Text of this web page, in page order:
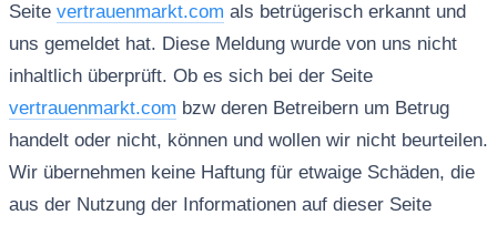
Seite vertrauenmarkt.com als betrügerisch erkannt und
uns gemeldet hat. Diese Meldung wurde von uns nicht
inhaltlich überprüft. Ob es sich bei der Seite
vertrauenmarkt.com bzw deren Betreibern um Betrug
handelt oder nicht, können und wollen wir nicht beurteilen.
Wir übernehmen keine Haftung für etwaige Schäden, die
aus der Nutzung der Informationen auf dieser Seite